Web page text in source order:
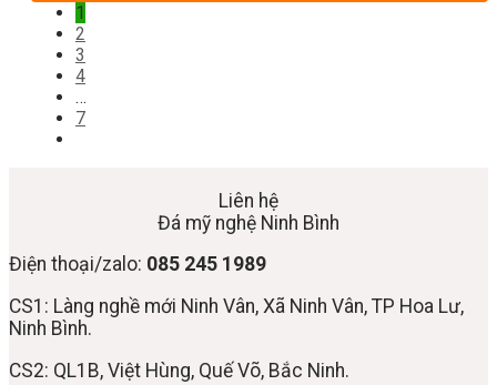
1
2
3
4
…
7
Liên hệ
Đá mỹ nghệ Ninh Bình
Điện thoại/zalo: 085 245 1989
CS1: Làng nghề mới Ninh Vân, Xã Ninh Vân, TP Hoa Lư,
Ninh Bình.
CS2: QL1B, Việt Hùng, Quế Võ, Bắc Ninh.